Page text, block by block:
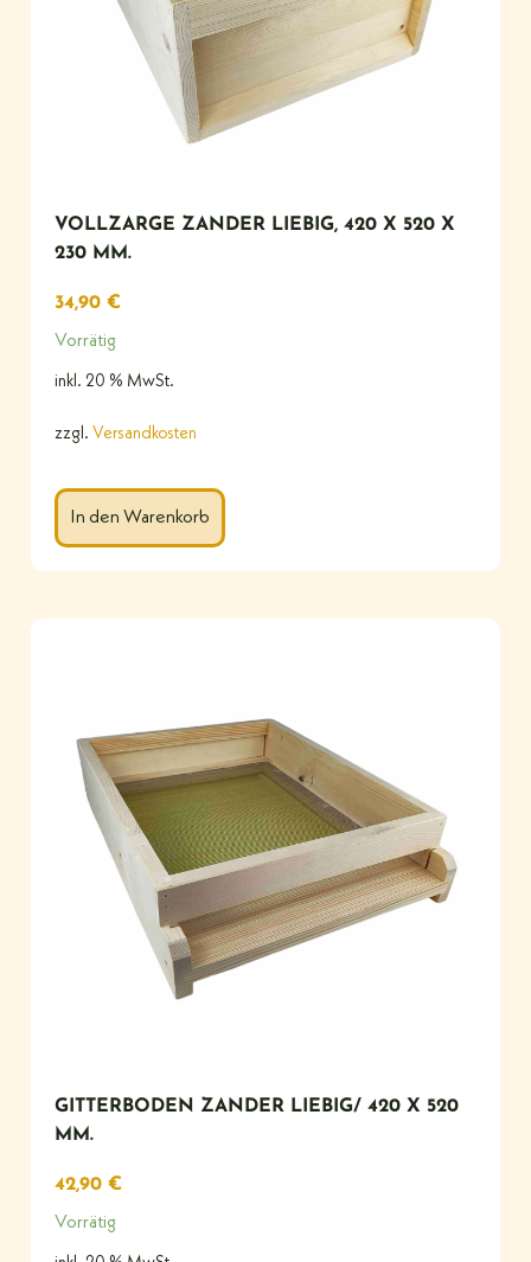
VOLLZARGE ZANDER LIEBIG, 420 X 520 X
230 MM.
34,90 €
Vorrätig
inkl. 20 % MwSt.
zzgl. Versandkosten
In den Warenkorb
GITTERBODEN ZANDER LIEBIG/ 420 X 520
MM.
42,90 €
Vorrätig